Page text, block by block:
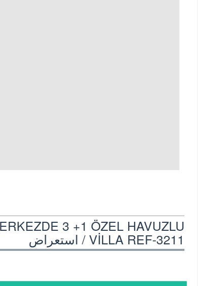
3 +1 ÖZEL HAVUZLU
VİLLA REF-3211 / استعراض